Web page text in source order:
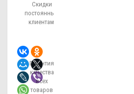
ОДИНСкидки
постоянным
клиентам!
Гарантия
качества
всех
товаров